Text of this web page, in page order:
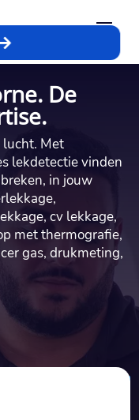
De
lucht. Met
lekdetectie vinden
in jouw
cv lekkage,
met thermografie,
gas, drukmeting,